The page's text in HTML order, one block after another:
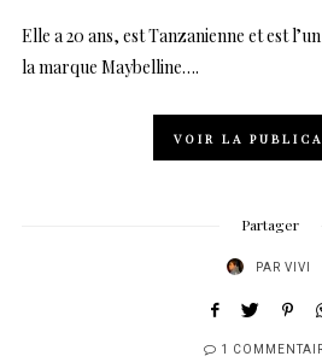
Elle a 20 ans, est Tanzanienne et est
la marque Maybelline….
VOIR LA
Partager
PAR VIVI
1